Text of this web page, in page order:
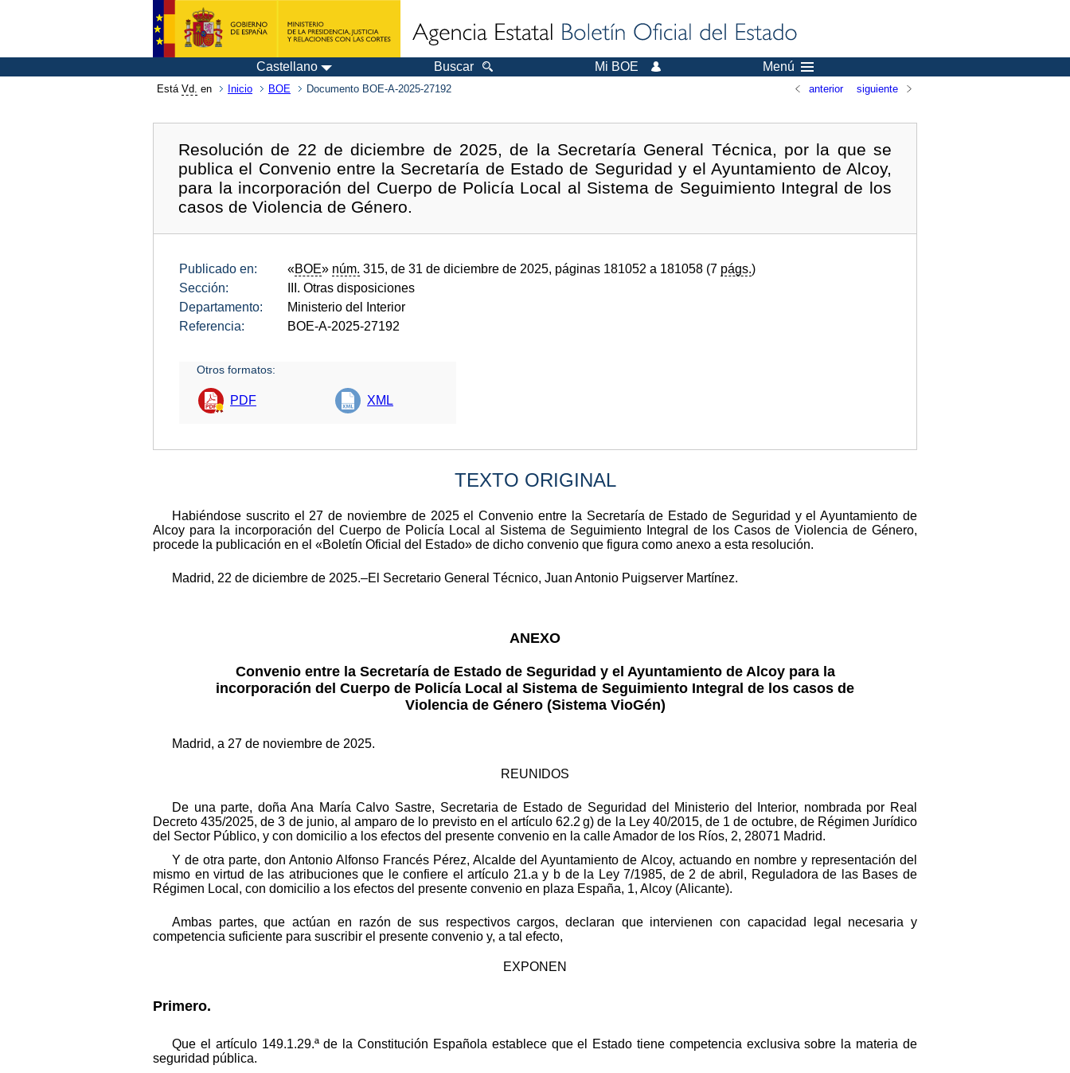
Castellano Buscar Mi BOE Menú
Está Vd. en Inicio BOE Documento BOE-A-2025-27192 anterior siguiente
Resolución de 22 de diciembre de 2025, de la Secretaría General Técnica, por la que se
publica el Convenio entre la Secretaría de Estado de Seguridad y el Ayuntamiento de Alcoy,
para la incorporación del Cuerpo de Policía Local al Sistema de Seguimiento Integral de los
casos de Violencia de Género.
Publicado en: «BOE» núm. 315, de 31 de diciembre de 2025, páginas 181052 a 181058 (7 págs.)
Sección:
III. Otras disposiciones
Departamento:
Ministerio del Interior
Referencia:
BOE-A-2025-27192
Otros formatos:
PDF XML
TEXTO ORIGINAL
Habiéndose suscrito el 27 de noviembre de 2025 el Convenio entre la Secretaría de Estado de Seguridad y el Ayuntamiento de
Alcoy para la incorporación del Cuerpo de Policía Local al Sistema de Seguimiento Integral de los Casos de Violencia de Género,
procede la publicación en el «Boletín Oficial del Estado» de dicho convenio que figura como anexo a esta resolución.
Madrid, 22 de diciembre de 2025.–El Secretario General Técnico, Juan Antonio Puigserver Martínez.
ANEXO
Convenio entre la Secretaría de Estado de Seguridad y el Ayuntamiento de Alcoy para la
incorporación del Cuerpo de Policía Local al Sistema de Seguimiento Integral de los casos de
Violencia de Género (Sistema VioGén)
Madrid, a 27 de noviembre de 2025.
REUNIDOS
De una parte, doña Ana María Calvo Sastre, Secretaria de Estado de Seguridad del Ministerio del Interior, nombrada por Real
Decreto 435/2025, de 3 de junio, al amparo de lo previsto en el artículo 62.2 g) de la Ley 40/2015, de 1 de octubre, de Régimen Jurídico
del Sector Público, y con domicilio a los efectos del presente convenio en la calle Amador de los Ríos, 2, 28071 Madrid.
Y de otra parte, don Antonio Alfonso Francés Pérez, Alcalde del Ayuntamiento de Alcoy, actuando en nombre y representación del
mismo en virtud de las atribuciones que le confiere el artículo 21.a y b de la Ley 7/1985, de 2 de abril, Reguladora de las Bases de
Régimen Local, con domicilio a los efectos del presente convenio en plaza España, 1, Alcoy (Alicante).
Ambas partes, que actúan en razón de sus respectivos cargos, declaran que intervienen con capacidad legal necesaria y
competencia suficiente para suscribir el presente convenio y, a tal efecto,
EXPONEN
Primero.
Que el artículo 149.1.29.ª de la Constitución Española establece que el Estado tiene competencia exclusiva sobre la materia de
seguridad pública.